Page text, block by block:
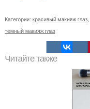
Категории: красивый макияж глаз
темный макияж глаз
Читайте также